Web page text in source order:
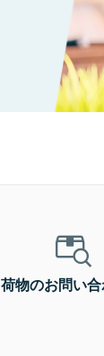
荷物のお問い